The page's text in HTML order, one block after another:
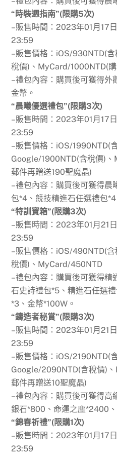
“時裝週指南”(限購5次)
–販售時間：2023年01月17
23:59
–販售價格：iOS/930NTD(
稅價)、MyCard/1000NTD(
–禮包內容：購買後可獲得
金幣。
“晨曦優選禮包”(限購3次)
–販售時間：2023年01月17
23:59
–販售價格：iOS/1990NTD(
Google/1900NTD(含稅價)
郵件再贈送190聖魔晶)
–禮包內容：購買後可獲得晨
包*4、競技精進石任選禮包
“特訓寶箱”(限購3次)
–販售時間：2023年01月21
23:59
–販售價格：iOS/490NTD(
稅價)、MyCard/450NTD
–禮包內容：購買後可獲得精
石史詩禮包*5、精進石任選
*3、金幣*100W。
“鑄造者秘賞”(限購3次)
–販售時間：2023年01月21
23:59
–販售價格：iOS/2190NTD(
Google/2090NTD(含稅價)
郵件再贈送10聖魔晶)
–禮包內容：購買後可獲得
銀石*800、命運之塵*2400
“錦春祈禮”(限購1次)
–販售時間：2023年01月17
23:59